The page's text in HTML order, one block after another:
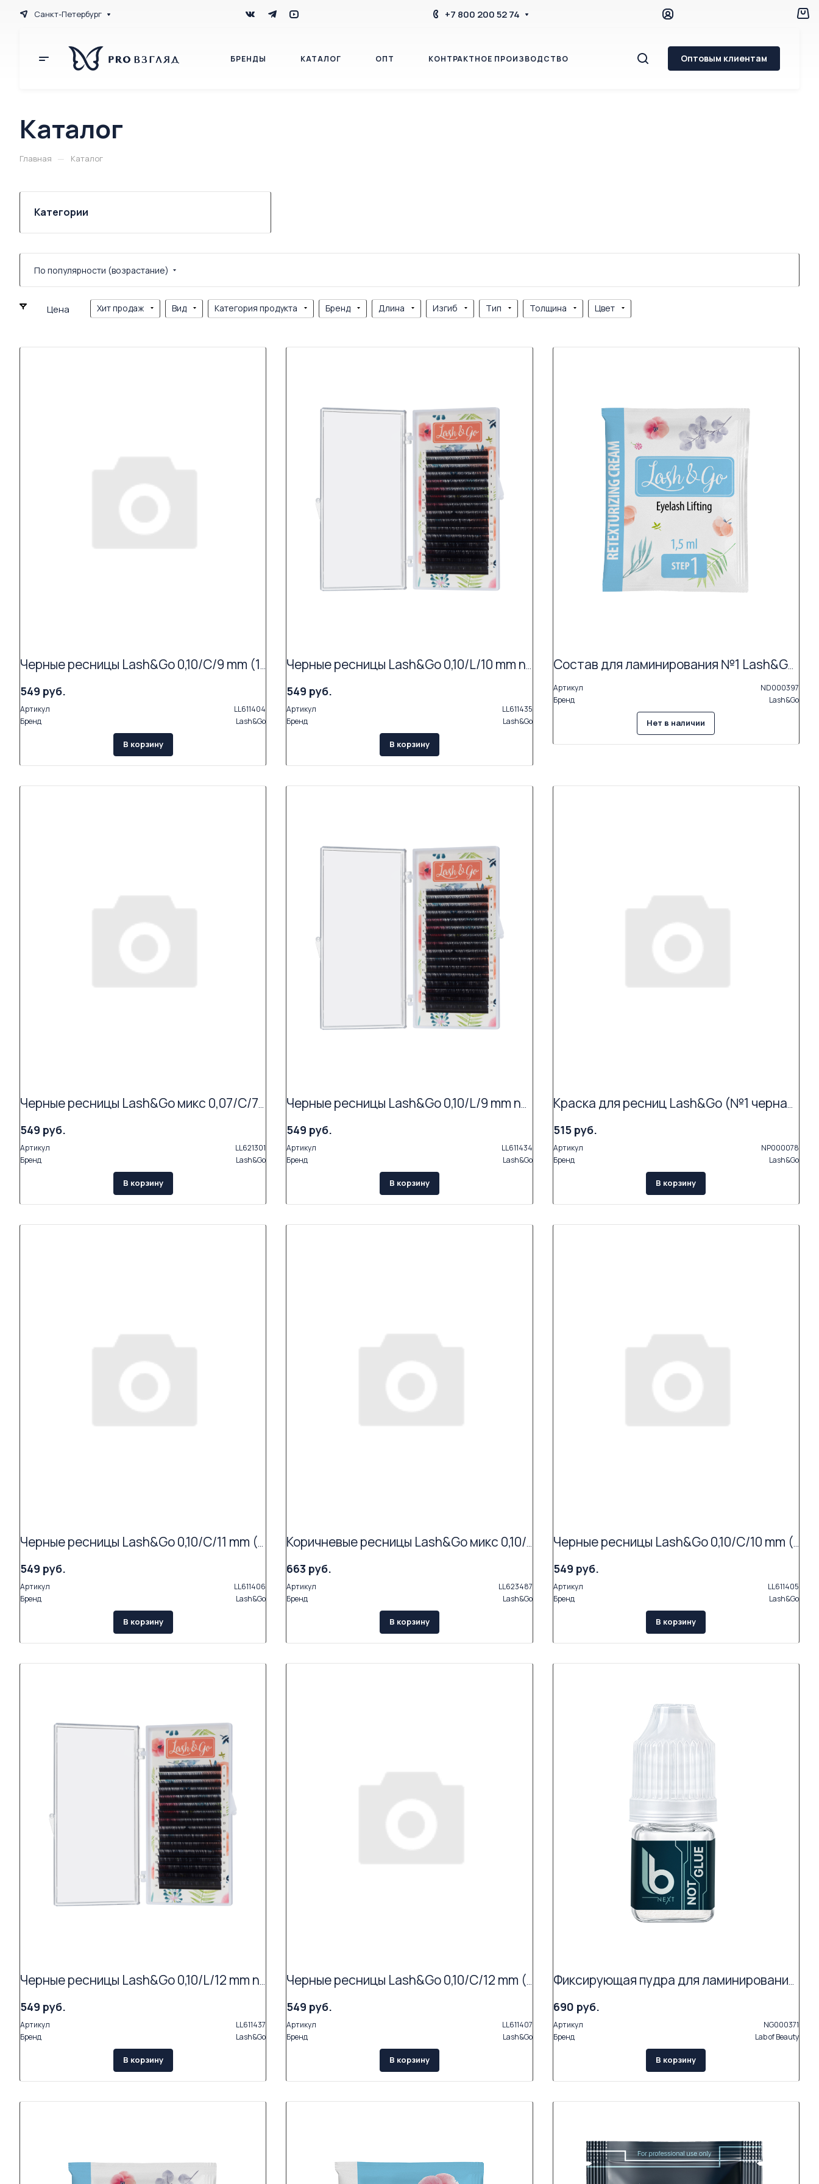
Санкт-Петербург +7 800 200 52 74
БРЕНДЫ КАТАЛОГ ОПТ КОНТРАКТНОЕ ПРОИЗВОДСТВО Оптовым клиентам
Каталог
Главная — Каталог
Категории
По популярности (возрастание)
Цена Хит продаж Вид Категория продукта Бренд Длина Изгиб Тип Толщина Цвет
Черные ресницы Lash&Go 0,10/C/9 mm (16 линий)
549 руб.
Артикул
LL611404
Бренд
Lash&Go
В корзину
Черные ресницы Lash&Go 0,10/L/10 mm new (16 линий)
549 руб.
Артикул
LL611435
Бренд
Lash&Go
В корзину
Состав для ламинирования №1 Lash&Go Retexturizing Cream в саше (1,5 мл) АКЦИЯ (Exp.12.26)
Артикул
ND000397
Бренд
Lash&Go
Нет в наличии
Черные ресницы Lash&Go микс 0,07/C/7-14 mm (16 линий)
549 руб.
Артикул
LL621301
Бренд
Lash&Go
В корзину
Черные ресницы Lash&Go 0,10/L/9 mm new (16 линий)
549 руб.
Артикул
LL611434
Бренд
Lash&Go
В корзину
Краска для ресниц Lash&Go (№1 черная) ЧЗ Мочалов
515 руб.
Артикул
NP000078
Бренд
Lash&Go
В корзину
Черные ресницы Lash&Go 0,10/C/11 mm (16 линий)
549 руб.
Артикул
LL611406
Бренд
Lash&Go
В корзину
Коричневые ресницы Lash&Go микс 0,10/D/6-14 mm "Мокка" (17 линий)
663 руб.
Артикул
LL623487
Бренд
Lash&Go
В корзину
Черные ресницы Lash&Go 0,10/C/10 mm (16 линий)
549 руб.
Артикул
LL611405
Бренд
Lash&Go
В корзину
Черные ресницы Lash&Go 0,10/L/12 mm new (16 линий)
549 руб.
Артикул
LL611437
Бренд
Lash&Go
В корзину
Черные ресницы Lash&Go 0,10/C/12 mm (16 линий)
549 руб.
Артикул
LL611407
Бренд
Lash&Go
В корзину
Фиксирующая пудра для ламинирования ресниц LB Next NOT GLUE (3г)
690 руб.
Артикул
NG000371
Бренд
Lab of Beauty
В корзину